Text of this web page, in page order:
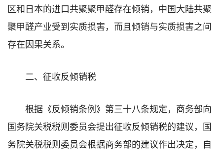
区和日本的进口共聚聚甲醛存在倾销，中国大陆共聚
聚甲醛产业受到实质损害，而且倾销与实质损害之间
存在因果关系。
二、征收反倾销税
根据《反倾销条例》第三十八条规定，商务部向
国务院关税税则委员会提出征收反倾销税的建议，国
务院关税税则委员会根据商务部的建议作出决定，自